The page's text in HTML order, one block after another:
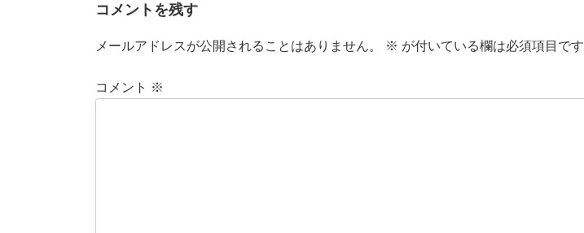
コメントを残す
メールアドレスが公開されることはありません。 ※ が付いている欄は必須項目です
コメント ※